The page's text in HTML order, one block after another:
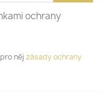
ochrany
něj zásady ochrany